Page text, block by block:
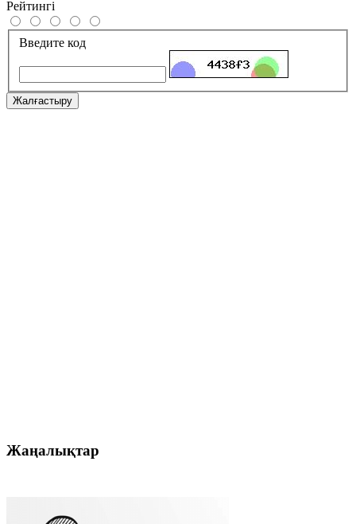
Рейтингі
Введите код
Жалғастыру
Жаңалықтар